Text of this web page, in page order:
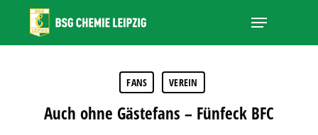
main
Menu
FANS VEREIN
Auch ohne Gästefans – Fünfeck BFC
Close